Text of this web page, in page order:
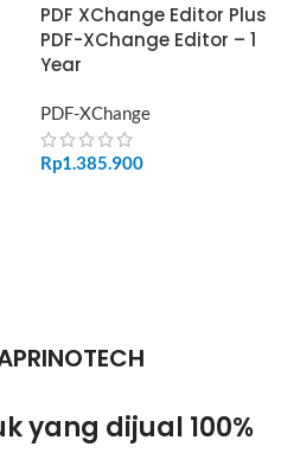
PDF XChange Editor Plus
PDF-XChange Editor – 1
Year
PDF-XChange
Rp1.385.900
yang dijual 100%